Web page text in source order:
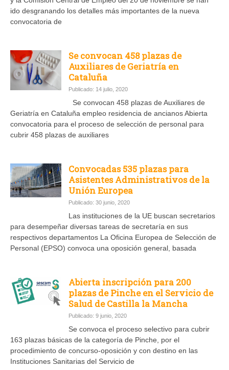
ido desgranando los detalles más importantes de la nueva
convocatoria de
Se convocan 458 plazas de
Auxiliares de Geriatría en
Cataluña
Publicado: 14 julio, 2020
Se convocan 458 plazas de Auxiliares de
Geriatría en Cataluña empleo residencia de ancianos Abierta
convocatoria para el proceso de selección de personal para
cubrir 458 plazas de auxiliares
Convocadas 535 plazas para
Asistentes Administrativos de la
Unión Europea
Publicado: 30 junio, 2020
Las instituciones de la UE buscan secretarios
para desempeñar diversas tareas de secretaría en sus
respectivos departamentos La Oficina Europea de Selección de
Personal (EPSO) convoca una oposición general, basada
Abierta inscripción para 200
plazas de Pinche en el Servicio de
Salud de Castilla la Mancha
Publicado: 9 junio, 2020
Se convoca el proceso selectivo para cubrir
163 plazas básicas de la categoría de Pinche, por el
procedimiento de concurso-oposición y con destino en las
Instituciones Sanitarias del Servicio de